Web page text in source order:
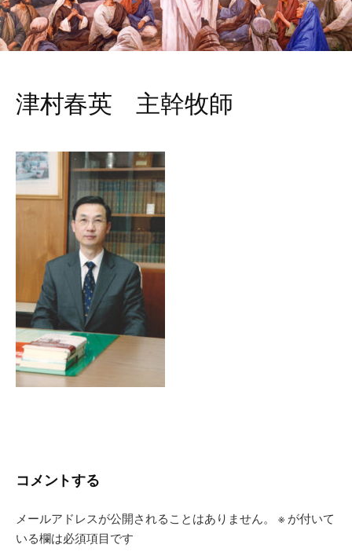
津村春英 主幹牧師
コメントする
メールアドレスが公開されることはありません。 ※ が付いて
いる欄は必須項目です